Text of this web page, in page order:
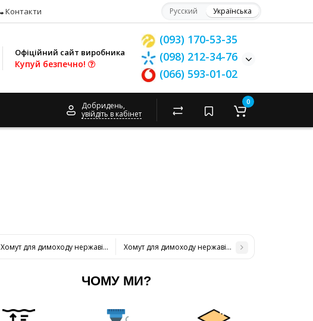
Контакти Русский Українська
Офіційний сайт виробника
Купуй безпечно!
(093) 170-53-35
(098) 212-34-76
(066) 593-01-02
Добридень,
увійдіть в кабінет
0
Хомут для димоходу нержавіюча сталь D-250 мм товщина 0,6 мм
Хомут для димоходу нержавіюча сталь D-350 мм
ЧОМУ МИ?